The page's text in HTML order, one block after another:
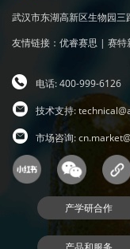
武汉市东湖高新区生物园
友情链接： 优睿赛思 | 赛特
电话: 400-999-6126
技术支持:
市场咨询:
产学研合作